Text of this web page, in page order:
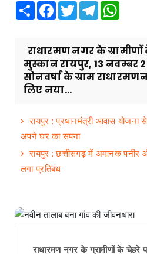
Share Facebook
TwitterTelegram
राधारमण नगर के ग्रामीणों
मुस्कान रायपुर, 13 नवम्बर
सोनवर्षा के ग्राम
लिए नया...
रायपुर : प्रधानमंत्री आवास योजना से
अपने घर का सपना
रायपुर : छत्तीसगढ़ में अमानक पनीर
लगा प्रतिबंध
राधारमण नगर के ग्रामीणों के चेहरे